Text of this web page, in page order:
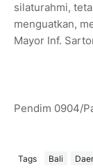
silaturahmi,
menguatkan,
Mayor Inf.
Pendim 0904/
Tags Bali